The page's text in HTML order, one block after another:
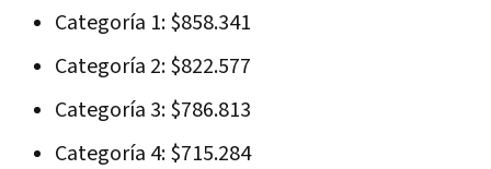
Categoría 1: $858.341
Categoría 2: $822.577
Categoría 3: $786.813
Categoría 4: $715.284